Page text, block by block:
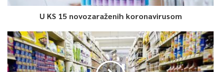
U KS 15 novozaraženih koronavirusom